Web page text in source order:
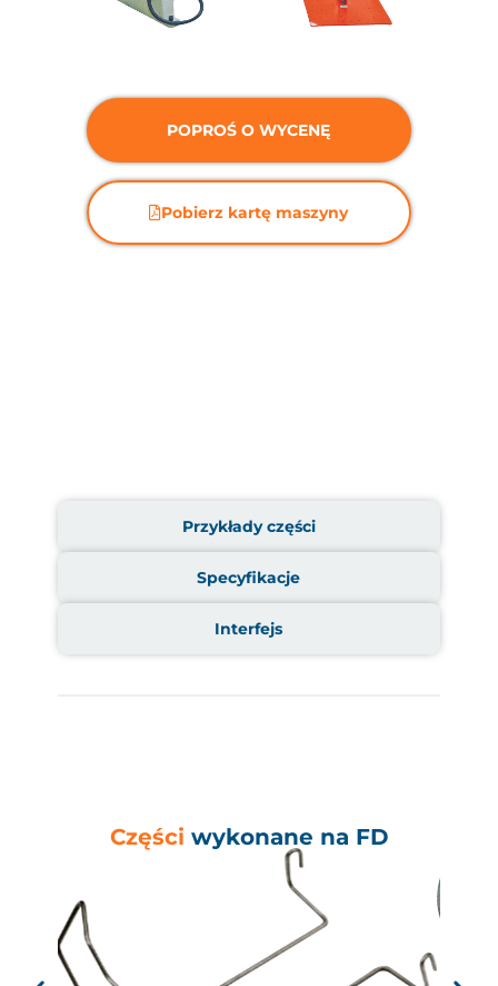
POPROŚ O WYCENĘ
Pobierz kartę maszyny
Przykłady części
Specyfikacje
Interfejs
Części wykonane na FD